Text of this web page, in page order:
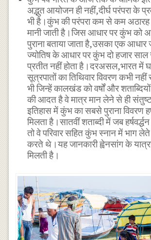
अद्भुत आयोजन ही नहीं,दीर्घ परंपरा के
भी है।कुंभ की परंपरा कम से कम अठारह
मानी जाती है।जिस आधार पर कुंभ को
पुराना बताया जाता है,उसका एक आधार
ज्योतिष के आधार पर कुंभ दो हजार साल
प्रतीत नहीं होता है।दरअसल,भारत
सूत्रपातों का तिथिवार विवरण कभी
भी जिन्हें कालखंड को वर्षों और
की आदत है वे मात्र मान लेने से ही संतुष्ट
इतिहास में कुंभ का सबसे पुराना विवरण
मिलता है।सातवीं शताब्दी में जब
तो वे परिवार सहित कुंभ स्नान में भाग
करते थे।यह जानकारी ह्वेनसांग के
मिलती है।